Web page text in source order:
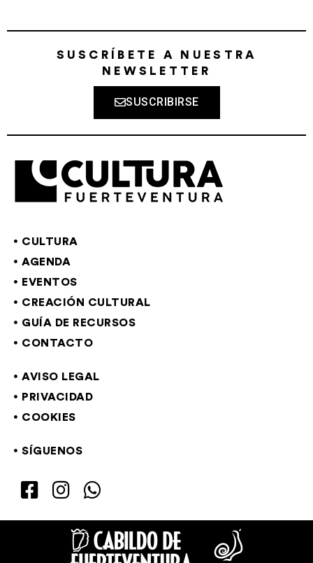
SUSCRÍBETE A NUESTRA
NEWSLETTER
SUSCRIBIRSE
CULTURA
AGENDA
EVENTOS
CREACIÓN CULTURAL
GUÍA DE RECURSOS
CONTACTO
AVISO LEGAL
PRIVACIDAD
COOKIES
SÍGUENOS